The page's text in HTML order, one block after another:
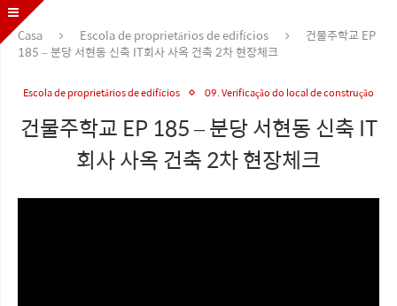
Casa Escola de proprietários de edifícios
건물주학교 EP
185 – 분당 서현동 신축 IT회사 사옥 건축 2차 현장체크
Escola de proprietários de edifícios 09. Verificação do local de construção
건물주학교 EP 185 – 분당 서현동 신축 IT
회사 사옥 건축 2차 현장체크